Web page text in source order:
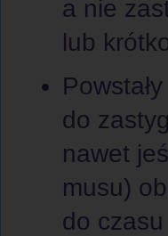
a nie
lub
do
nawet
musu)
do